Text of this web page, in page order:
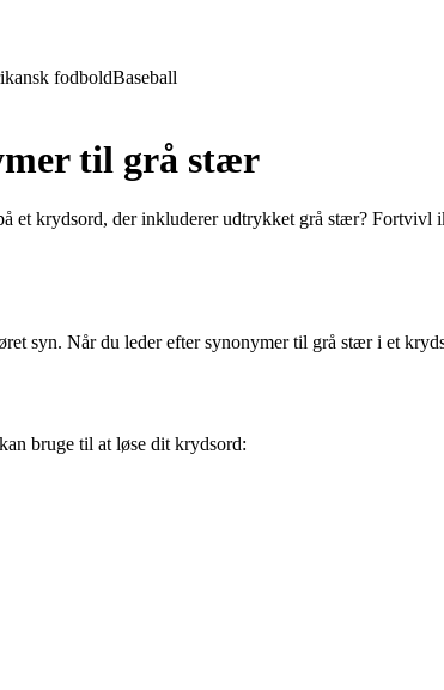
fodboldBaseball
til grå stær
et krydsord, der inkluderer udtrykket grå stær?
syn. Når du leder efter synonymer til grå stær i et
bruge til at løse dit krydsord: